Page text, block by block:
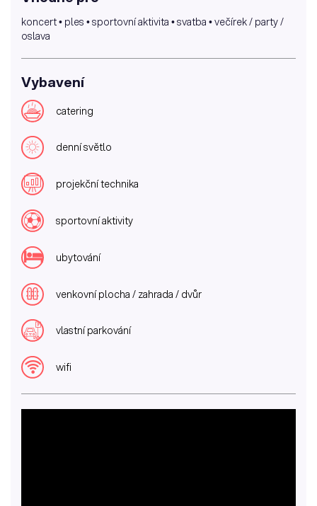
koncert • ples • sportovní aktivita • svatba • večírek / party /
oslava
Vybavení
catering
denní světlo
projekční technika
sportovní aktivity
ubytování
venkovní plocha / zahrada / dvůr
vlastní parkování
wifi